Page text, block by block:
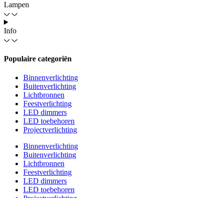
Lampen
Info
Populaire categoriën
Binnenverlichting
Buitenverlichting
Lichtbronnen
Feestverlichting
LED dimmers
LED toebehoren
Projectverlichting
Binnenverlichting
Buitenverlichting
Lichtbronnen
Feestverlichting
LED dimmers
LED toebehoren